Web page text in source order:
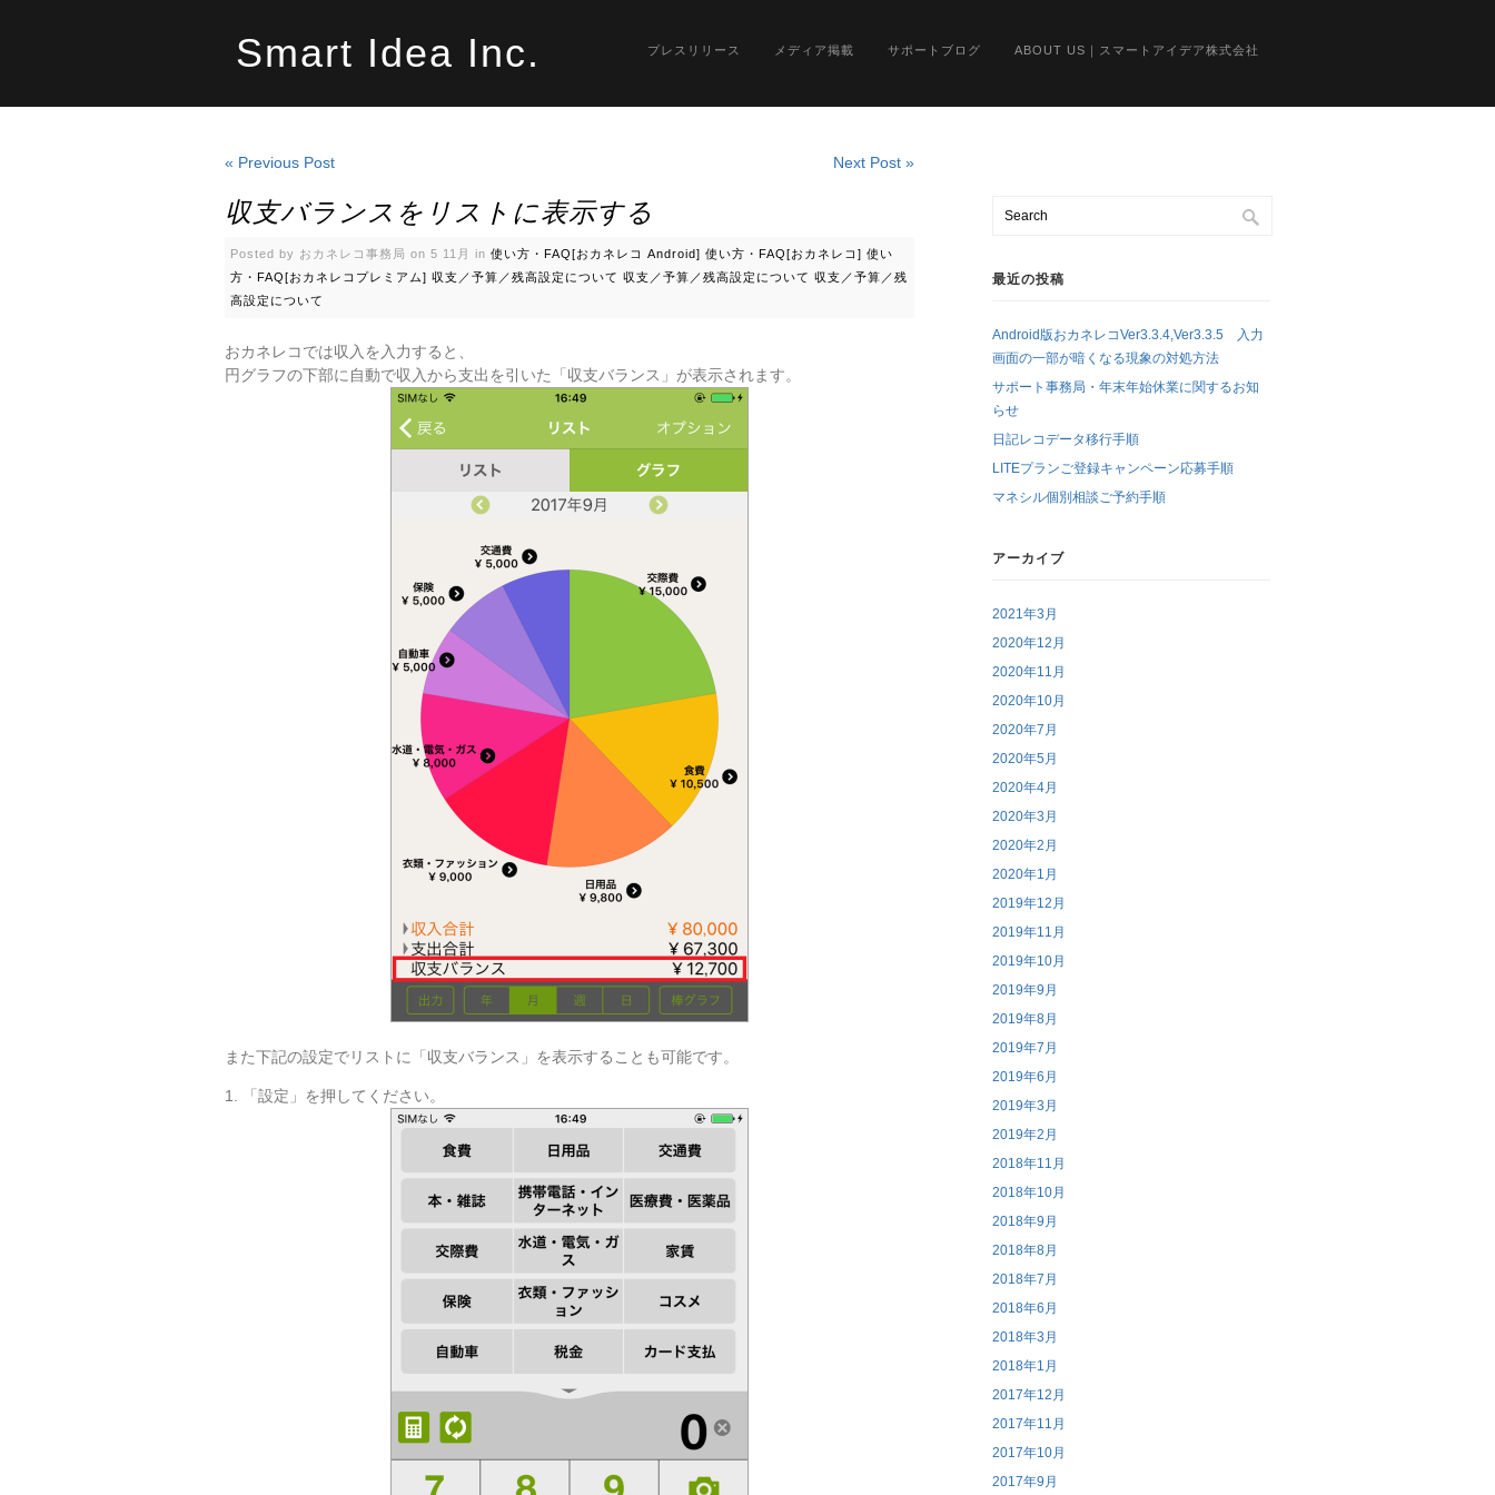
Smart Idea Inc. プレスリリース メディア掲載 サポートブログ ABOUT US｜スマートアイデア株式会社
« Previous Post Next Post »
収支バランスをリストに表示する
Posted by おカネレコ事務局 on 5 11月 in 使い方・FAQ[おカネレコ Android] 使い方・FAQ[おカネレコ] 使い
方・FAQ[おカネレコプレミアム] 収支／予算／残高設定について 収支／予算／残高設定について 収支／予算／残
高設定について
おカネレコでは収入を入力すると、
円グラフの下部に自動で収入から支出を引いた「収支バランス」が表示されます。
また下記の設定でリストに「収支バランス」を表示することも可能です。
1. 「設定」を押してください。
最近の投稿
Android版おカネレコVer3.3.4,Ver3.3.5 入力
画面の一部が暗くなる現象の対処方法
サポート事務局・年末年始休業に関するお知
らせ
日記レコデータ移行手順
LITEプランご登録キャンペーン応募手順
マネシル個別相談ご予約手順
アーカイブ
2021年3月
2020年12月
2020年11月
2020年10月
2020年7月
2020年5月
2020年4月
2020年3月
2020年2月
2020年1月
2019年12月
2019年11月
2019年10月
2019年9月
2019年8月
2019年7月
2019年6月
2019年3月
2019年2月
2018年11月
2018年10月
2018年9月
2018年8月
2018年7月
2018年6月
2018年3月
2018年1月
2017年12月
2017年11月
2017年10月
2017年9月